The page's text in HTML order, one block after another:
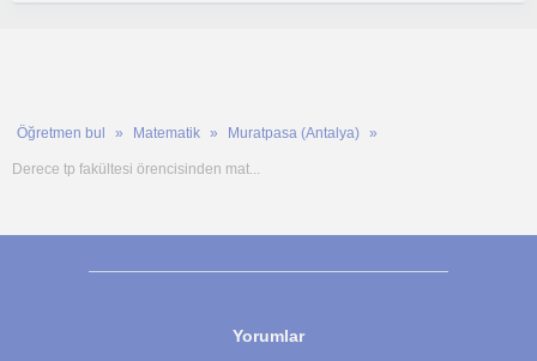
Öğretmen bul Matematik Muratpasa (Antalya)
Derece tp fakültesi örencisinden mat...
Yorumlar